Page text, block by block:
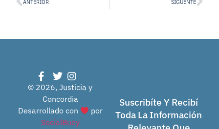
ANTERIOR SIGUENTE
© 2026, Justicia y
Concordia
Desarrollado con
por
SocialBuey
Suscribíte Y Recibí
Toda La Información